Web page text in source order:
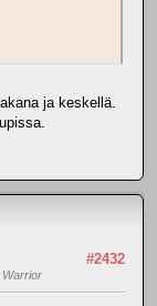
ja keskellä.
#2432
Warrior